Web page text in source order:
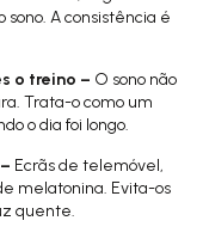
A consistência é
o treino – O sono não
Trata-o como um
o dia foi longo.
Ecrãs de telemóvel,
melatonina. Evita-os
quente.